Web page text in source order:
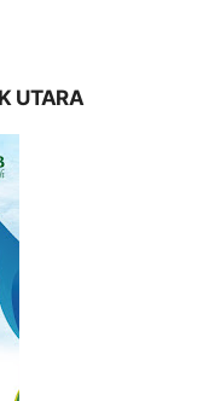
UTARA